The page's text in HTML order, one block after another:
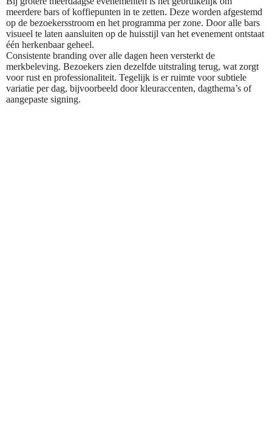
meerdere bars of koffiepunten in te zetten. Deze worden afgestemd
op de bezoekersstroom en het programma per zone. Door alle bars
visueel te laten aansluiten op de huisstijl van het evenement ontstaat
één herkenbaar geheel.
Consistente branding over alle dagen heen versterkt de
merkbeleving. Bezoekers zien dezelfde uitstraling terug, wat zorgt
voor rust en professionaliteit. Tegelijk is er ruimte voor subtiele
variatie per dag, bijvoorbeeld door kleuraccenten, dagthema’s of
aangepaste signing.